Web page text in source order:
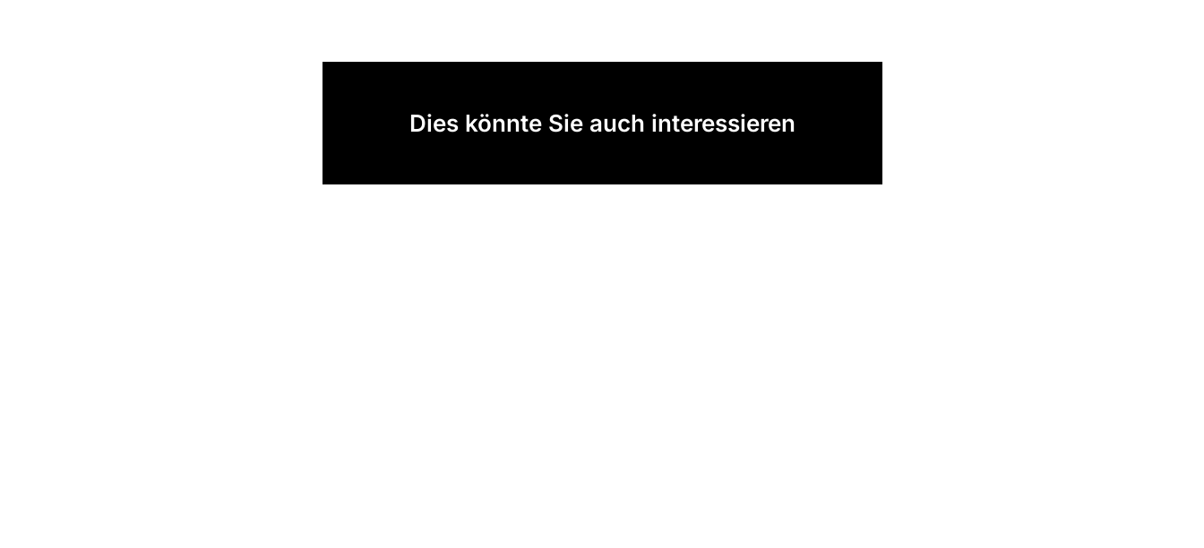
Dies könnte Sie auch interessieren